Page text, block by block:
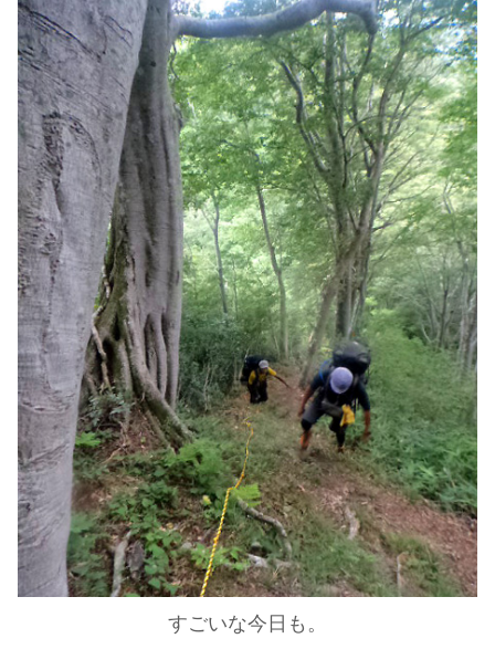
すごいな今日も。